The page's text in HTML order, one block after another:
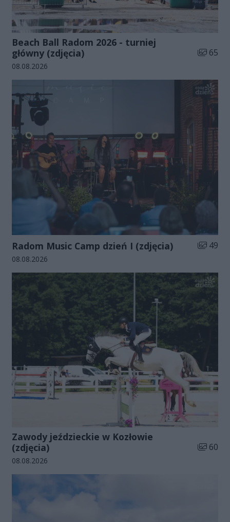
Beach Ball Radom 2026 - turniej
główny (zdjęcia)
Liczba
65
Data dodania galerii:
08.08.2026
Radom Music Camp dzień I (zdjęcia) Liczba
49
Data dodania galerii:
08.08.2026
Zawody jeździeckie w Kozłowie
(zdjęcia)
Liczba
60
Data dodania galerii:
08.08.2026